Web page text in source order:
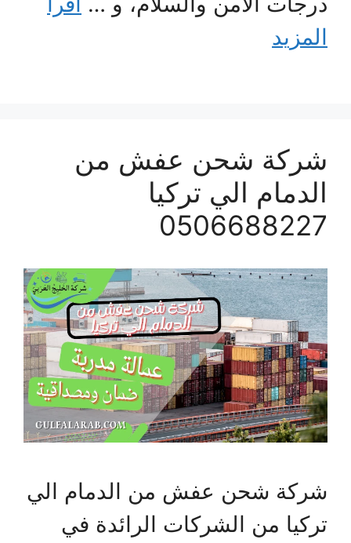
المزيد
شركة شحن عفش من
الدمام الي تركيا
0506688227
شركة شحن عفش من الدمام الي
تركيا من الشركات الرائدة في